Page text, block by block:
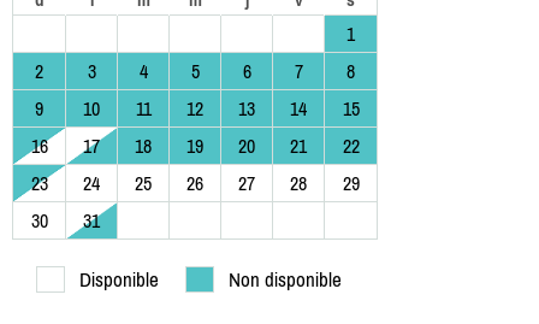
1
2
3 4 5 6 7
8
9
10 11 12 13 14
15
16
17 18 19 20 21
22
23
24 25 26 27 28
29
30
31
Disponible Non disponible